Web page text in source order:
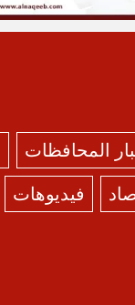
المحافظات
فيديوهات